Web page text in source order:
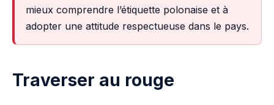
mieux comprendre l’étiquette polonaise et à
adopter une attitude respectueuse dans le pays.
Traverser au rouge